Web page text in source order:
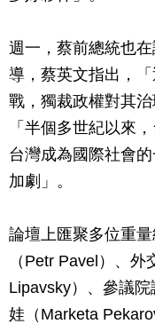
週一，蔡前總統也
導，蔡英文指出，
戰，獨裁政權對其
「半個多世紀以來
台灣成為國際社會
加劇」。
論壇上匯聚多位重
（Petr Pavel）、
Lipavsky）、參議
娃（Marketa